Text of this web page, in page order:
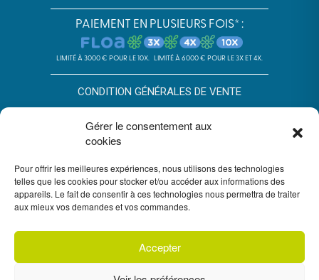
Gérer le consentement aux
cookies
Pour offrir les meilleures expériences, nous utilisons des technologies
telles que les cookies pour stocker et/ou accéder aux informations des
appareils. Le fait de consentir à ces technologies nous permettra de traiter
aux mieux vos demandes et vos commandes.
Accepter
PAIEMENT EN PLUSIEURS FOIS* :
LIMITÉ À 3000 € POUR LE 10X. LIMITÉ À 6000 € POUR LE 3X ET 4X.
CONDITION GÉNÉRALES DE VENTE
*SOUS RÉSERVE D’ACCEPTATION DU DOSSIER PAR FLOA. SA AU
IMMEUBLE G7, 71 RUE LUCIEN FAURE 33300 BORDEAUX,
ENREGISTRÉE À L’ORIAS SOUS LE N°07028160. SOUMISE AU
CONTRÔLE DE L’AUTORITÉ DE CONTRÔLE PRUDENTIEL ET DE
RÉSOLUTION, 4 PLACE DE BUDAPEST CS 92459, 75436 PARIS.
VOUS DISPOSEZ DU DÉLAI LÉGAL DE RÉTRACTATION. VOIR